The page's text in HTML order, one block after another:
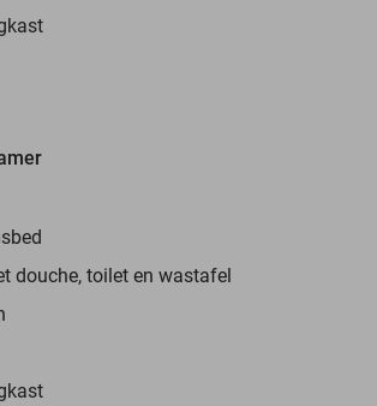
douche, toilet en wastafel